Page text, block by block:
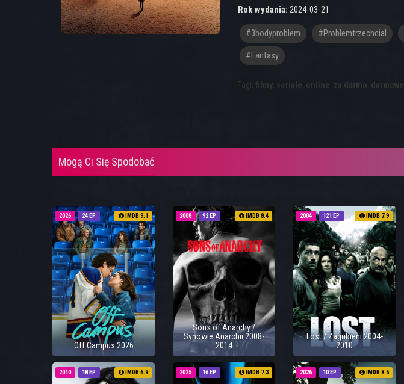
Rok wydania: 2024-03-21
#3bodyproblem #problemtrzechcial
#fantasy
Tagi: filmy, seriale, online, za darmo, darmowe
Mogą Ci Się Spodobać
24 EP
2026 IMDB 9.1
Off Campus 2026
92 EP
2008 IMDB 8.4
Sons of Anarchy /
Synowie Anarchii 2008-
2014
121 EP
2004 IMDB 7.9
Lost / Zagubieni 2004-
2010
18 EP
2010 IMDB 6.9 16 EP
2025 IMDB 7.3 10 EP
2026 IMDB 8.5